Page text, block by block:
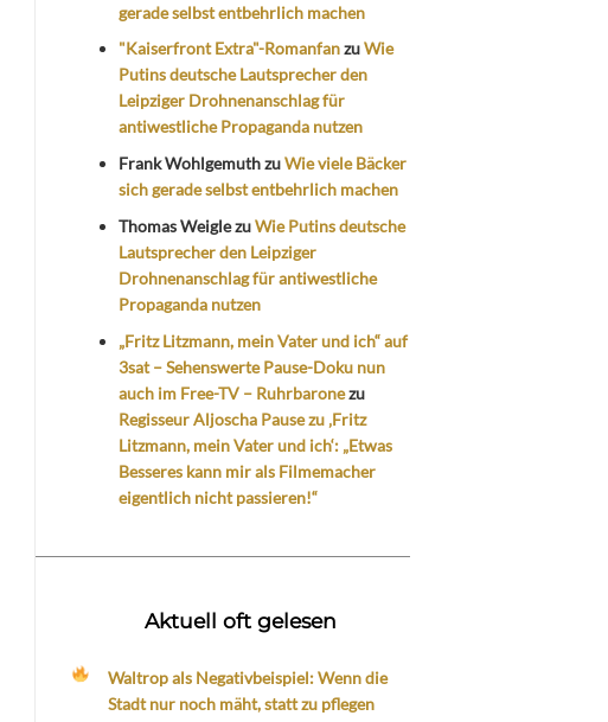
gerade selbst entbehrlich machen
"Kaiserfront Extra"-RomanfanzuWie
Putins deutsche Lautsprecher den
Leipziger Drohnenanschlag für
antiwestliche Propaganda nutzen
Frank WohlgemuthzuWie viele Bäcker
sich gerade selbst entbehrlich machen
Thomas WeiglezuWie Putins deutsche
Lautsprecher den Leipziger
Drohnenanschlag für antiwestliche
Propaganda nutzen
„Fritz Litzmann, mein Vater und ich“ auf
3sat – Sehenswerte Pause-Doku nun
auch im Free-TV – Ruhrbaronezu
Regisseur Aljoscha Pause zu ‚Fritz
Litzmann, mein Vater und ich‘: „Etwas
Besseres kann mir als Filmemacher
eigentlich nicht passieren!“
Aktuell oft gelesen
Waltrop als Negativbeispiel: Wenn die
Stadt nur noch mäht, statt zu pflegen